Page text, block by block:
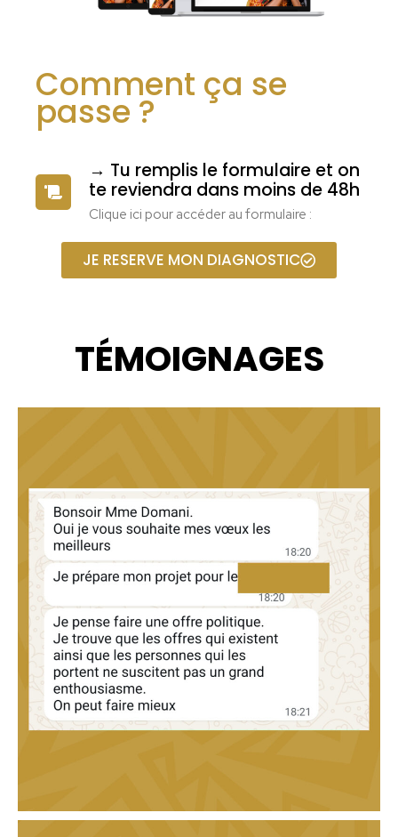
Comment ça se
passe ?
→ Tu remplis le formulaire et on
te reviendra dans moins de 48h
Clique ici pour accéder au formulaire :
JE RESERVE MON DIAGNOSTIC
TÉMOIGNAGES